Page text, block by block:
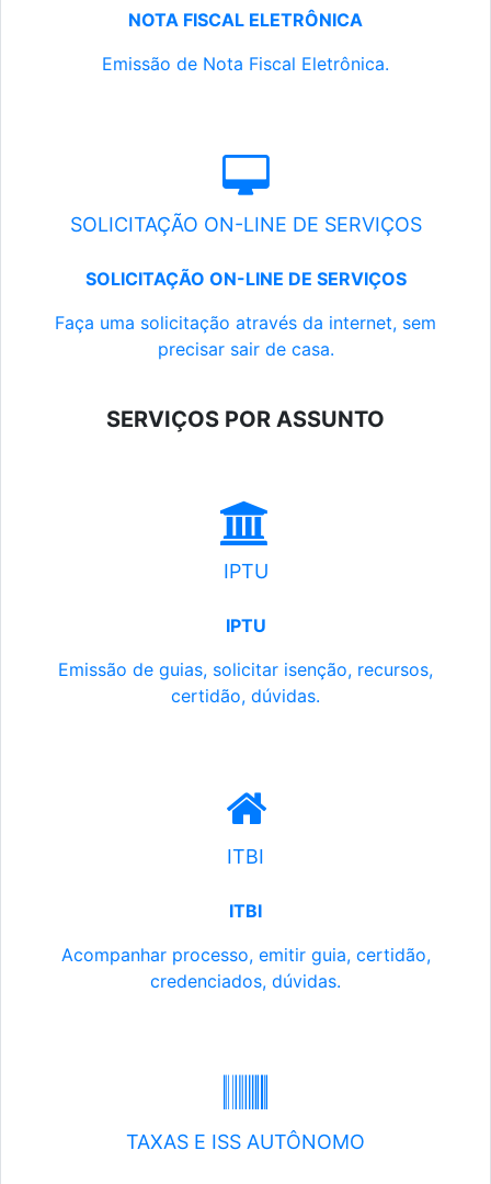
NOTA FISCAL ELETRÔNICA
Emissão de Nota Fiscal Eletrônica.
SOLICITAÇÃO ON-LINE DE SERVIÇOS
SOLICITAÇÃO ON-LINE DE SERVIÇOS
Faça uma solicitação através da internet, sem
precisar sair de casa.
SERVIÇOS POR ASSUNTO
IPTU
IPTU
Emissão de guias, solicitar isenção, recursos,
certidão, dúvidas.
ITBI
ITBI
Acompanhar processo, emitir guia, certidão,
credenciados, dúvidas.
TAXAS E ISS AUTÔNOMO